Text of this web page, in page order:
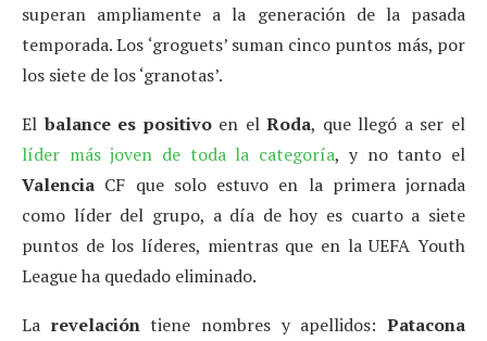
superan ampliamente a la generación de la pasada
temporada. Los ‘groguets’ suman cinco puntos más, por
los siete de los ‘granotas’.
El balance es positivoen elRoda, que llegó a ser el
líder más joven de toda la categoría, y no tanto el
Valencia CF que solo estuvo en la primera jornada
como líder del grupo, a día de hoy es cuarto a siete
puntos de los líderes, mientras que en la UEFA Youth
League ha quedado eliminado.
La revelacióntiene nombres y apellidos:Patacona